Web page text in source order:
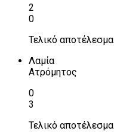
2
0
Τελικό αποτέλεσμα
Λαμία
Ατρόμητος
0
3
Τελικό αποτέλεσμα